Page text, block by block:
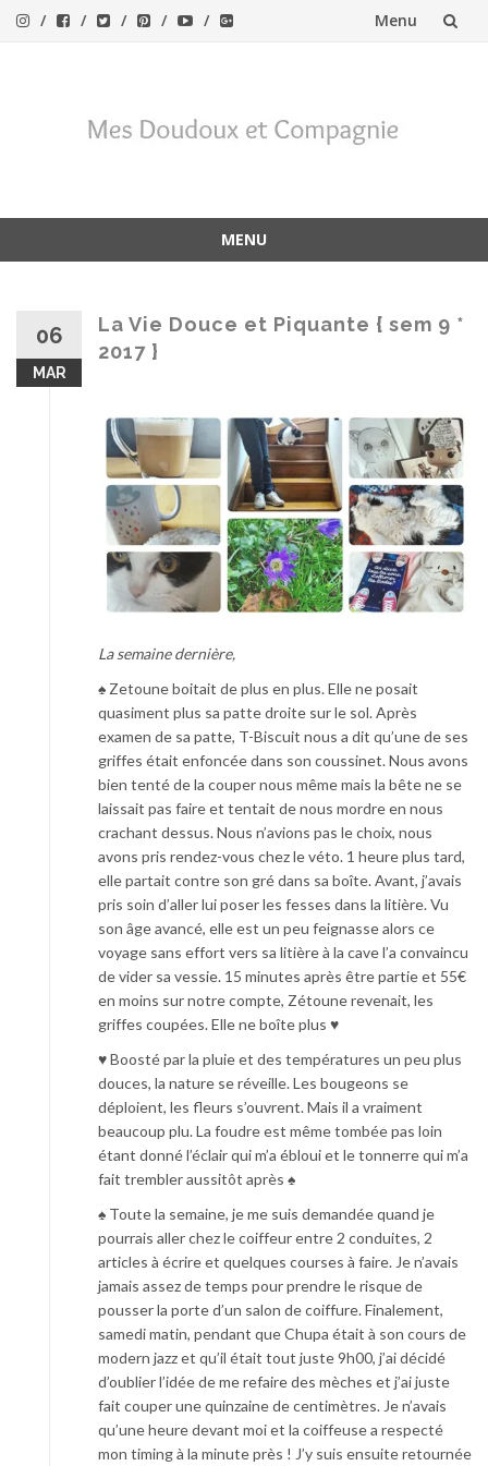
Menu
MENU
06
MAR
La Vie Douce et Piquante { sem 9 *
2017 }
La semaine dernière,
♠ Zetoune boitait de plus en plus. Elle ne posait
quasiment plus sa patte droite sur le sol. Après
examen de sa patte, T-Biscuit nous a dit qu’une de ses
griffes était enfoncée dans son coussinet. Nous avons
bien tenté de la couper nous même mais la bête ne se
laissait pas faire et tentait de nous mordre en nous
crachant dessus. Nous n’avions pas le choix, nous
avons pris rendez-vous chez le véto. 1 heure plus tard,
elle partait contre son gré dans sa boîte. Avant, j’avais
pris soin d’aller lui poser les fesses dans la litière. Vu
son âge avancé, elle est un peu feignasse alors ce
voyage sans effort vers sa litière à la cave l’a convaincu
de vider sa vessie. 15 minutes après être partie et 55€
en moins sur notre compte, Zétoune revenait, les
griffes coupées. Elle ne boîte plus ♥
♥ Boosté par la pluie et des températures un peu plus
douces, la nature se réveille. Les bougeons se
déploient, les fleurs s’ouvrent. Mais il a vraiment
beaucoup plu. La foudre est même tombée pas loin
étant donné l’éclair qui m’a ébloui et le tonnerre qui m’a
fait trembler aussitôt après ♠
♠ Toute la semaine, je me suis demandée quand je
pourrais aller chez le coiffeur entre 2 conduites, 2
articles à écrire et quelques courses à faire. Je n’avais
jamais assez de temps pour prendre le risque de
pousser la porte d’un salon de coiffure. Finalement,
samedi matin, pendant que Chupa était à son cours de
modern jazz et qu’il était tout juste 9h00, j’ai décidé
d’oublier l’idée de me refaire des mèches et j’ai juste
fait couper une quinzaine de centimètres. Je n’avais
qu’une heure devant moi et la coiffeuse a respecté
mon timing à la minute près ! J’y suis ensuite retournée